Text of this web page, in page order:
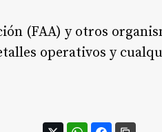
(FAA) y otros
operativos y